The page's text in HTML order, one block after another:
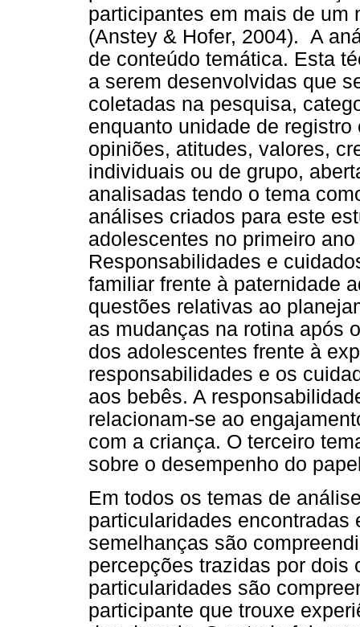
participantes em mais de um
(Anstey & Hofer, 2004). A
de conteúdo temática. Esta
a serem desenvolvidas que
coletadas na pesquisa,
enquanto unidade de
opiniões, atitudes, valores,
individuais ou de grupo,
analisadas tendo o tema
análises criados para este
adolescentes no primeiro
Responsabilidades e
familiar frente à paternidade
questões relativas ao
as mudanças na rotina após
dos adolescentes frente à
responsabilidades e os
aos bebês. A
relacionam-se ao
com a criança. O terceiro
sobre o desempenho do
Em todos os temas de
particularidades
semelhanças são
percepções trazidas por dois
particularidades são
participante que trouxe